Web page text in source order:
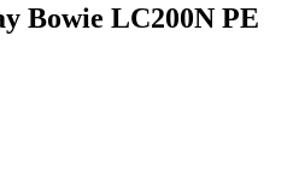
Bowie LC200N PE